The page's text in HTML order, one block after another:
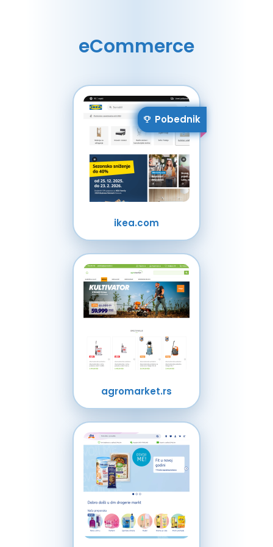
eCommerce
Pobednik
ikea.com
agromarket.rs